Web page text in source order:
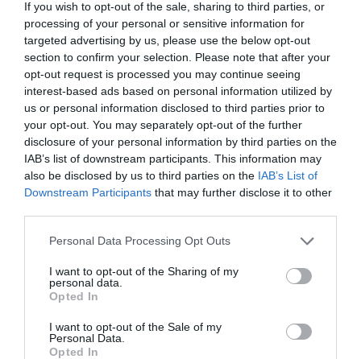
If you wish to opt-out of the sale, sharing to third parties, or
processing of your personal or sensitive information for
targeted advertising by us, please use the below opt-out
section to confirm your selection. Please note that after your
opt-out request is processed you may continue seeing
interest-based ads based on personal information utilized by
us or personal information disclosed to third parties prior to
your opt-out. You may separately opt-out of the further
disclosure of your personal information by third parties on the
IAB’s list of downstream participants. This information may
also be disclosed by us to third parties on the IAB’s List of
Downstream Participants that may further disclose it to other
Personal Data Processing Opt Outs
I want to opt-out of the Sharing of my
personal data.
Opted In
I want to opt-out of the Sale of my
Personal Data.
Opted In
por Hispanidad
Artículos anteriores
DIARIO DE LA CORRUPCIÓN SANCHISTA
Diario de la corrupción sanchista. Hazte
Oír se manifiesta delante de La Mareta:
“Pedro Sánchez es un criminal”
por Redacción
Artículos anteriores
Opinión
Enormes minucias
por Eulogio López